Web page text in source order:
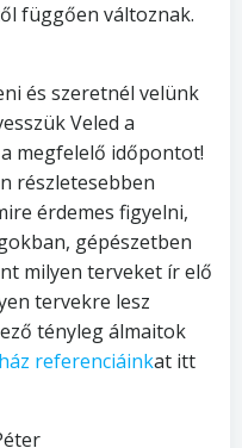
függően változnak.
és szeretnél velünk
Veled a
megfelelő időpontot!
részletesebben
érdemes figyelni,
gépészetben
milyen terveket ír elő
tervekre lesz
tényleg álmaitok
referenciáinkat itt